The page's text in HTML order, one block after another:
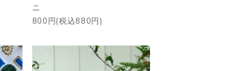
ニ
800円(税込880円)